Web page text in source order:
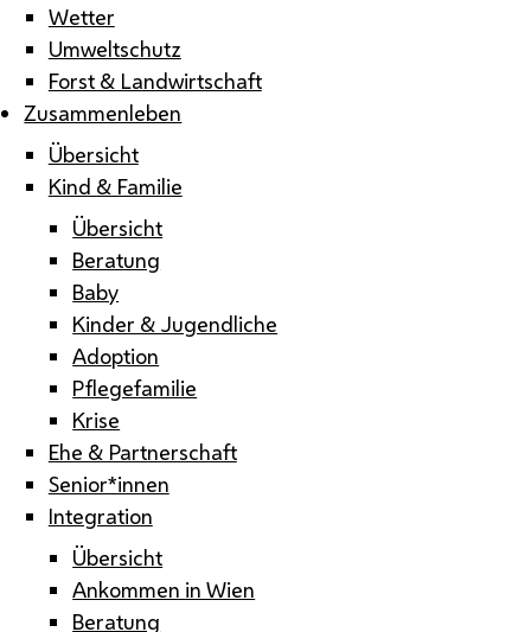
Wetter
Umweltschutz
Forst & Landwirtschaft
Zusammenleben
Übersicht
Kind & Familie
Übersicht
Beratung
Baby
Kinder & Jugendliche
Adoption
Pflegefamilie
Krise
Ehe & Partnerschaft
Senior*innen
Integration
Übersicht
Ankommen in Wien
Beratung